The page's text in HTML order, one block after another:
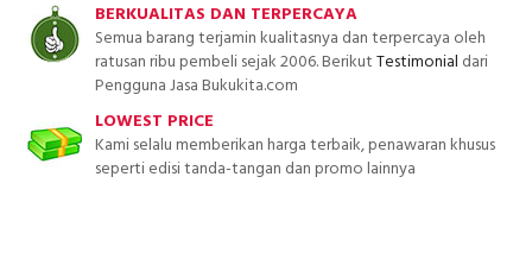
BERKUALITAS DAN TERPERCAYA
Semua barang terjamin kualitasnya dan terpercaya oleh
ratusan ribu pembeli sejak 2006. BerikutTestimonial dari
Pengguna Jasa Bukukita.com
LOWEST PRICE
Kami selalu memberikan harga terbaik, penawaran khusus
seperti edisi tanda-tangan dan promo lainnya